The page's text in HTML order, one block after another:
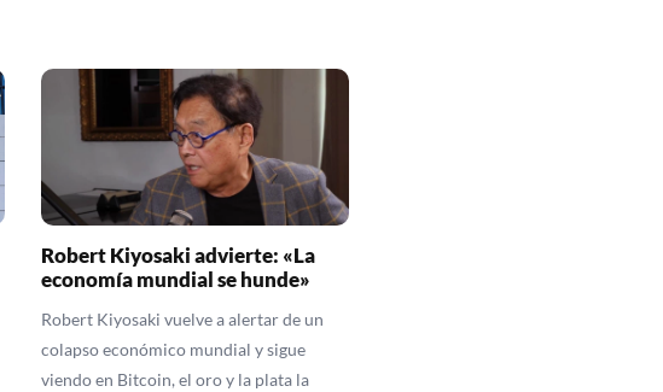
Robert Kiyosaki advierte: «La
economía mundial se hunde»
Robert Kiyosaki vuelve a alertar de un
colapso económico mundial y sigue
viendo en Bitcoin, el oro y la plata la